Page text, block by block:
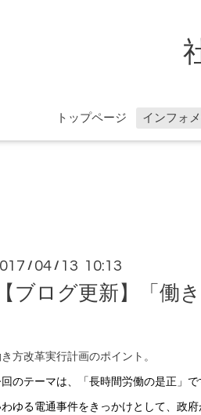
トップページ インフォ
/ 04 / 13 10:13
【ブログ更新】「働
方改革実行計画のポイント。
のテーマは、 「長時間労働の是正」 で
わゆる電通事件をきっかけとして、政